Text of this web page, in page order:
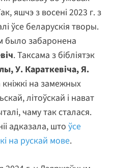
яшчэ з восені 2023 г. з
ўсе беларускія творы.
было забаронена
. Таксама з бібліятэк
У. Караткевіча, Я.
на замежных
літоўскай і нават
чаму так сталася.
адказала, што ўсе
на рускай мове.